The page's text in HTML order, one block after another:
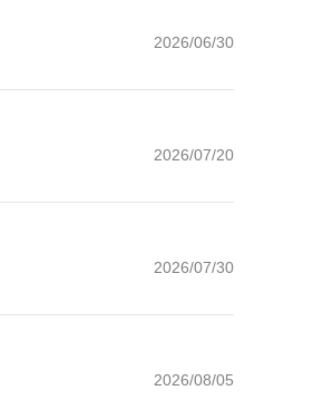
2026/06/30
2026/07/20
2026/07/30
2026/08/05